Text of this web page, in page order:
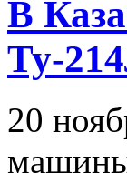
В
Ту-
20
машины